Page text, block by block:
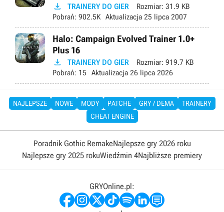
 TRAINERY DO GIER Rozmiar: 31.9 KB
Pobrań: 902.5K Aktualizacja 25 lipca 2007
Halo: Campaign Evolved Trainer 1.0+
Plus 16
 TRAINERY DO GIER Rozmiar: 919.7 KB
Pobrań: 15 Aktualizacja 26 lipca 2026
NAJLEPSZE NOWE MODY PATCHE GRY / DEMA
TRAINERY
CHEAT ENGINE
Poradnik Gothic RemakeNajlepsze gry 2026 roku
Najlepsze gry 2025 rokuWiedźmin 4Najbliższe premiery
GRYOnline.pl: